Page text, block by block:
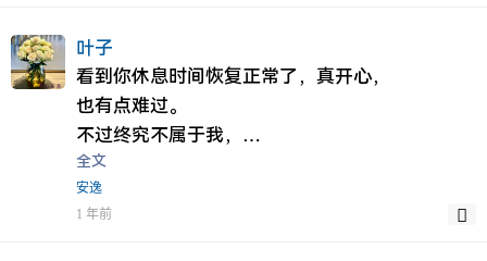
他这个人即使在不堪，在差劲，欺骗过你，让你
难受哭过痛过
但是他至少爱你从不假过，爱你的心绝对远甚于
任何人，
希望你能给这段经历不要打上太低分的标签，
我怕我的存在最终给你带来的只是嘲笑的存在，
我若知道，该多伤心呀。
那时候我并没有完全体会到你是什么心态和情
绪，
如今的你，淡去我的感觉，
而我越渐深刻，逐渐使我成为了你当初的角色，
原来这就是你当初的感觉和心态呀，
只不过你比我幸运一点，那时候我还在也还爱，
更用心。
但是如果我父母来骂肯定不行。
首先我认为我老婆不归我爸妈管，
她为了我单枪匹马一个人来到我家，
如果我都不保护她，
那她来的意义在哪里？
我妈难过了不开心了还有我爸，还有我，还有我
亲戚，
你说的过往和未来我都想陪伴你，
你口中的风景我都觉得好美丽，
你的声音我都觉得动听，
你的容颜我都觉得人间最美，
然而这一切的一切，
不过是因为我喜欢你。
​曾经我以为我们有很多共同的话题，
不去回忆以往，放下你我知道我可以，但是一想
到你的样子，我就好心痛。
叶子
看到你休息时间恢复正常了，真开心，
也有点难过。
不过终究不属于我，
也终将如此。
全文
安逸
1 年前